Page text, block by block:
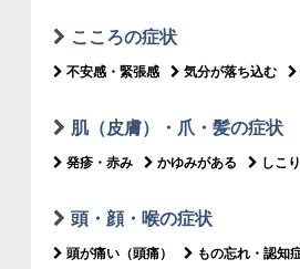
こころの症状
不安感・緊張感 気分が落ち込む
肌（皮膚）・爪・髪の症状
発疹・赤み かゆみがある しこ
頭・顔・喉の症状
頭が痛い（頭痛） もの忘れ・認知